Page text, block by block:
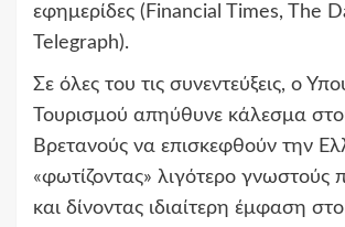
εφημερίδες (Financial Times, The
Telegraph).
Σε όλες του τις συνεντεύξεις, ο
Τουρισμού απηύθυνε κάλεσμα
Βρετανούς να επισκεφθούν την
«φωτίζοντας» λιγότερο γνωστούς
και δίνοντας ιδιαίτερη έμφαση